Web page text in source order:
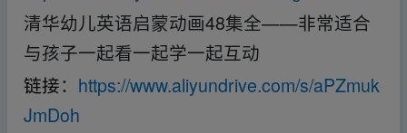
清华幼儿英语启蒙动画48集全——非常适合
与孩子一起看一起学一起互动
链接： https://www.aliyundrive.com/s/aPZmuk
JmDoh